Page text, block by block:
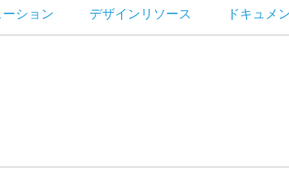
ション デザインリソース ドキュメ